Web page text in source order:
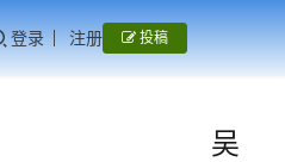
登录 注册 投稿
吴